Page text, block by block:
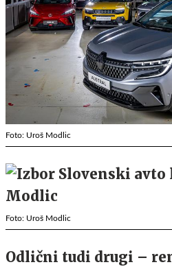
Foto: Uroš Modlic
Foto: Uroš Modlic
Odlični tudi drugi –